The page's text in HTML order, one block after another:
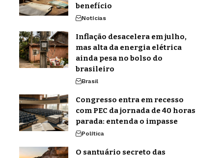
benefício
Notícias
Inflação desacelera em julho,
mas alta da energia elétrica
ainda pesa no bolso do
brasileiro
Brasil
Congresso entra em recesso
com PEC da jornada de 40 horas
parada: entenda o impasse
Política
O santuário secreto das